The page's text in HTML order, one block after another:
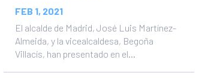
FEB 1, 2021
El alcalde de Madrid, José Luis Martínez-
Almeida, y la vicealcaldesa, Begoña
Villacís, han presentado en el...